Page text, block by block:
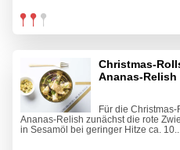
Christmas-
Ananas-Relish
Für die
Ananas-Relish zunächst die rote
in Sesamöl bei geringer Hitze ca.